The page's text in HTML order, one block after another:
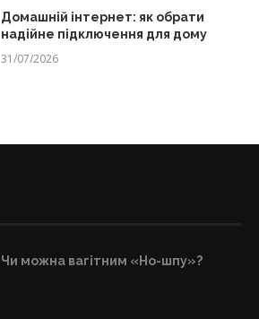
Домашній інтернет: як обрати
надійне підключення для дому
31/07/2026
Чи можна вагітним «Но-шпу»?